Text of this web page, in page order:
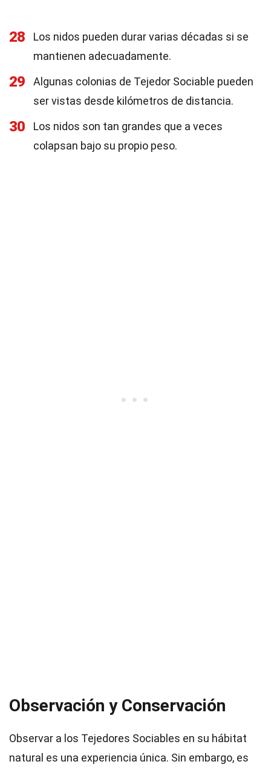
28
Los nidos pueden durar varias décadas si se
mantienen adecuadamente.
29
Algunas colonias de Tejedor Sociable pueden
ser vistas desde kilómetros de distancia.
30
Los nidos son tan grandes que a veces
colapsan bajo su propio peso.
Observación y Conservación
Observar a los Tejedores Sociables en su hábitat
natural es una experiencia única. Sin embargo, es